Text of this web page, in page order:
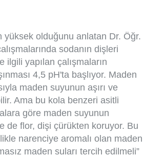
yüksek olduğunu anlatan Dr. Öğr.
sodanın dişleri
yapılan çalışmaların
4,5 pH'ta başlıyor. Maden
maden suyunun aşırı ve
Ama bu kola benzeri asitli
göre maden suyunun
de flor, dişi çürükten koruyor. Bu
narenciye aromalı olan maden
maden suları tercih edilmeli”